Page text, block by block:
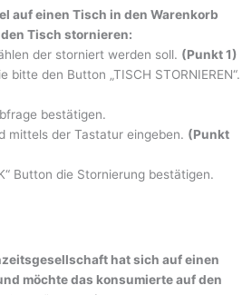
auf einen Tisch in den Warenkorb
Tisch stornieren:
der storniert werden soll. (Punkt 1)
bitte den Button „TISCH STORNIEREN“.
bestätigen.
mittels der Tastatur eingeben. (Punkt
Button die Stornierung bestätigen.
hat sich auf einen
möchte das konsumierte auf den